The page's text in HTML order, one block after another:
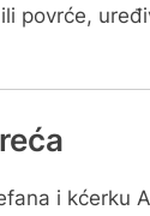
povrće,
i kćerku